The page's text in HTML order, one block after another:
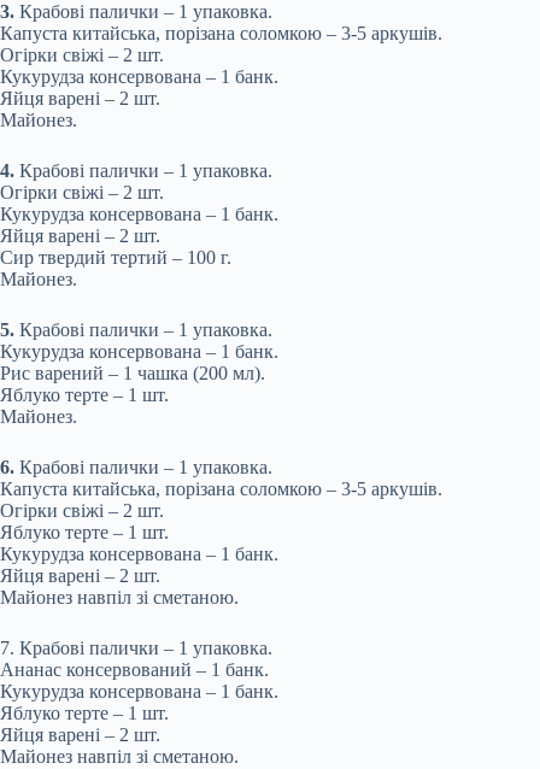
3. Крабові палички – 1 упаковка.
Капуста китайська, порізана соломкою – 3-5 аркушів.
Огірки свіжі – 2 шт.
Кукурудза консервована – 1 банк.
Яйця варені – 2 шт.
Майонез.
4. Крабові палички – 1 упаковка.
Огірки свіжі – 2 шт.
Кукурудза консервована – 1 банк.
Яйця варені – 2 шт.
Сир твердий тертий – 100 г.
Майонез.
5. Крабові палички – 1 упаковка.
Кукурудза консервована – 1 банк.
Рис варений – 1 чашка (200 мл).
Яблуко терте – 1 шт.
Майонез.
6. Крабові палички – 1 упаковка.
Капуста китайська, порізана соломкою – 3-5 аркушів.
Огірки свіжі – 2 шт.
Яблуко терте – 1 шт.
Кукурудза консервована – 1 банк.
Яйця варені – 2 шт.
Майонез навпіл зі сметаною.
7. Крабові палички – 1 упаковка.
Ананас консервований – 1 банк.
Кукурудза консервована – 1 банк.
Яблуко терте – 1 шт.
Яйця варені – 2 шт.
Майонез навпіл зі сметаною.